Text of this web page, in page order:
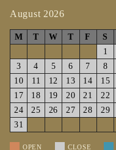
August 2026
M T W T F S
1
3
4 5 6 7 8
10
11 12 13 14 15
17
18 19 20 21 22
24
25 26 27 28 29
31
OPEN CLOSE